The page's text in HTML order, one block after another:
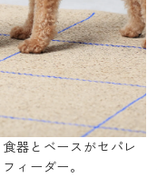
器とベースがセパレ
ィーダー。